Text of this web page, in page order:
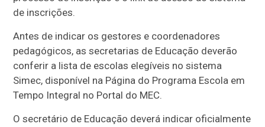
de inscrições.
Antes de indicar os gestores e coordenadores
pedagógicos, as secretarias de Educação deverão
conferir a lista de escolas elegíveis no sistema
Simec, disponível na Página do Programa Escola em
Tempo Integral no Portal do MEC.
O secretário de Educação deverá indicar oficialmente